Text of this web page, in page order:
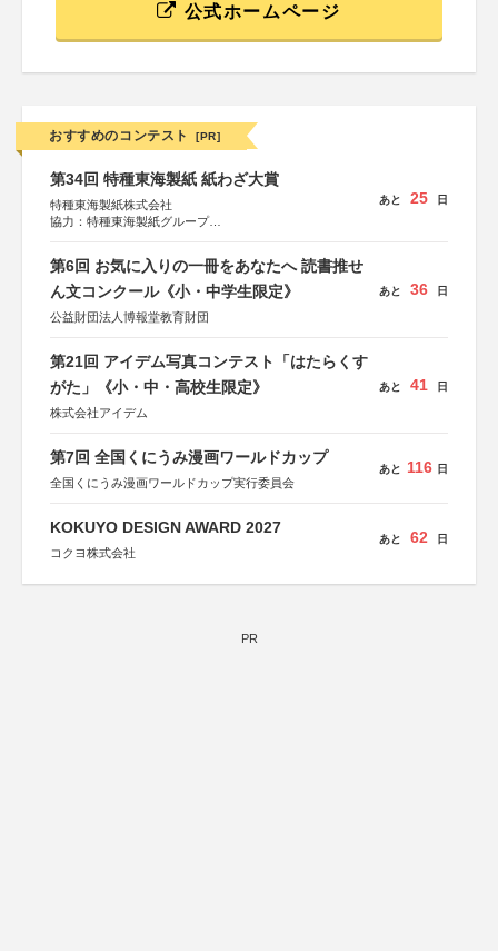
公式ホームページ
おすすめのコンテスト [PR]
第34回 特種東海製紙 紙わざ大賞
特種東海製紙株式会社
協力：特種東海製紙グループ
あと 25 日
第6回 お気に入りの一冊をあなたへ 読書推せ
ん文コンクール《小・中学生限定》
公益財団法人博報堂教育財団
あと 36 日
第21回 アイデム写真コンテスト「はたらくす
がた」《小・中・高校生限定》
株式会社アイデム
あと 41 日
第7回 全国くにうみ漫画ワールドカップ
全国くにうみ漫画ワールドカップ実行委員会
あと 116 日
KOKUYO DESIGN AWARD 2027
コクヨ株式会社
あと 62 日
PR